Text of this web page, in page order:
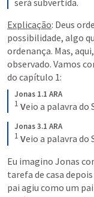
Explicação: Deus
possibilidade, algo
ordenança. Mas,
observado. Vamos
do capítulo 1:
Jonas 1.1 ARA
1 Veio a palavra do
Jonas 3.1 ARA
1 Veio a palavra do
Eu imagino Jonas
tarefa de casa
pai agiu como um